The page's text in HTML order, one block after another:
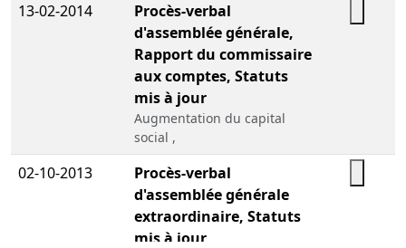
13-02-2014
Procès-verbal
d'assemblée générale,
Rapport du commissaire
aux comptes, Statuts
mis à jour
Augmentation du capital
social ,
02-10-2013
Procès-verbal
d'assemblée générale
extraordinaire, Statuts
mis à jour